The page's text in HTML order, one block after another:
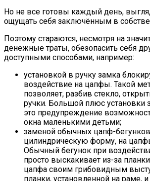
Но не все готовы каждый день,
ощущать себя заключённым в
Поэтому стараются, несмотря на
денежные траты, обезопасить себя
доступными способами, например:
установкой в ручку замка
воздействие на цапфы. Такой
позволяет, разбив стекло,
ручки. Большой плюс установки
это предупреждение
окна маленькими детьми;
заменой обычных цапф-
цилиндрическую форму, на
Обычный бегунок при
просто выскакивает из-за
цапфа своим грибовидным
планки, установленной на раме,